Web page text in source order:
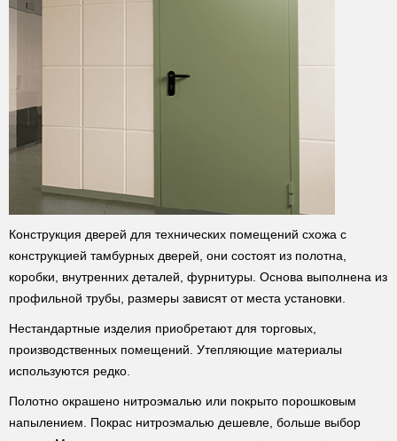
Конструкция дверей для технических помещений схожа с
конструкцией тамбурных дверей, они состоят из полотна,
коробки, внутренних деталей, фурнитуры. Основа выполнена из
профильной трубы, размеры зависят от места установки.
Нестандартные изделия приобретают для торговых,
производственных помещений. Утепляющие материалы
используются редко.
Полотно окрашено нитроэмалью или покрыто порошковым
напылением. Покрас нитроэмалью дешевле, больше выбор